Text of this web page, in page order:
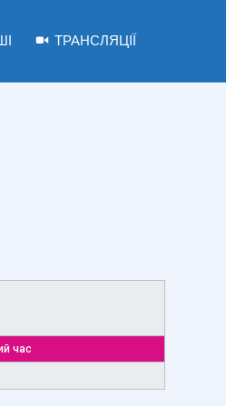
ТРАНСЛЯЦІЇ
час